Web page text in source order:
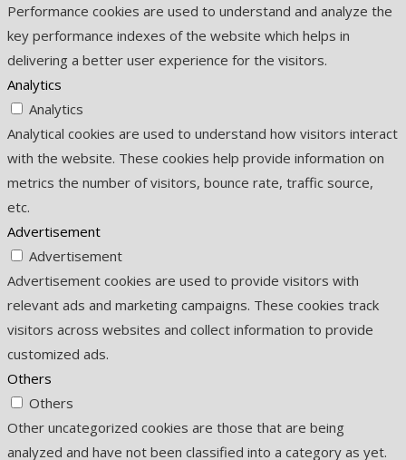
Performance cookies are used to understand and analyze the
key performance indexes of the website which helps in
delivering a better user experience for the visitors.
Analytics
Analytics
Analytical cookies are used to understand how visitors interact
with the website. These cookies help provide information on
metrics the number of visitors, bounce rate, traffic source,
etc.
Advertisement
Advertisement
Advertisement cookies are used to provide visitors with
relevant ads and marketing campaigns. These cookies track
visitors across websites and collect information to provide
customized ads.
Others
Others
Other uncategorized cookies are those that are being
analyzed and have not been classified into a category as yet.